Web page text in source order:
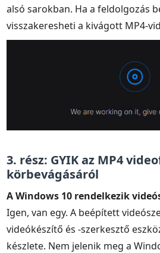
alsó sarokban. Ha a feldolgozás
visszakeresheti a kivágott MP4-
3. rész: GYIK az MP4
körbevágásáról
A Windows 10 rendelkezik
Igen, van egy. A beépített
videókészítő és -szerkesztő
készlete. Nem jelenik meg a